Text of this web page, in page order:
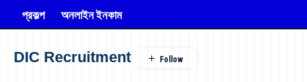
প্রকল্প
অনলাইন ইনকাম
DIC Recruitment